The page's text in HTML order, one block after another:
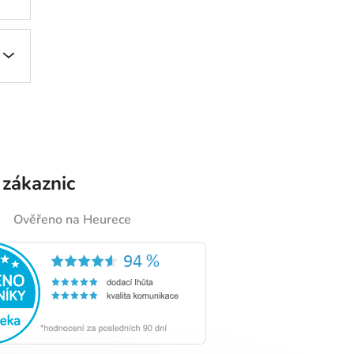
Ověřeno na Heurece